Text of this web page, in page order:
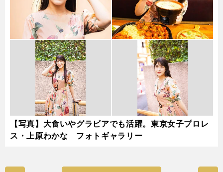
【写真】大食いやグラビアでも活躍。東京女子プロレ
ス・上原わかな フォトギャラリー